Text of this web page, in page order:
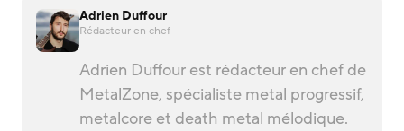
Adrien Duffour
Rédacteur en chef
Adrien Duffour est rédacteur en chef de
MetalZone, spécialiste metal progressif,
metalcore et death metal mélodique.